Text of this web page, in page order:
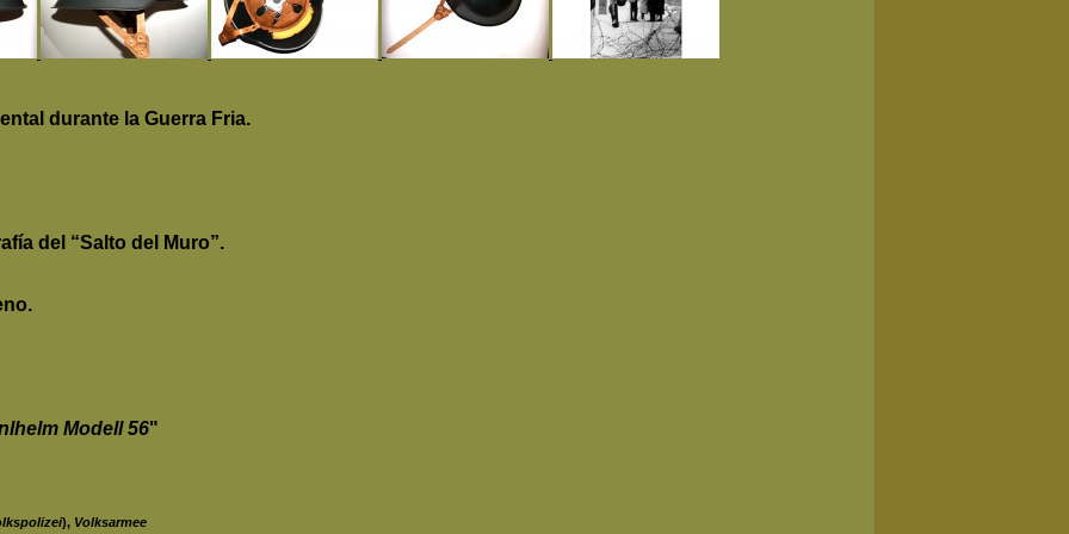
durante la Guerra Fria.
del “Salto del Muro”.
Modell 56"
), Volksarmee